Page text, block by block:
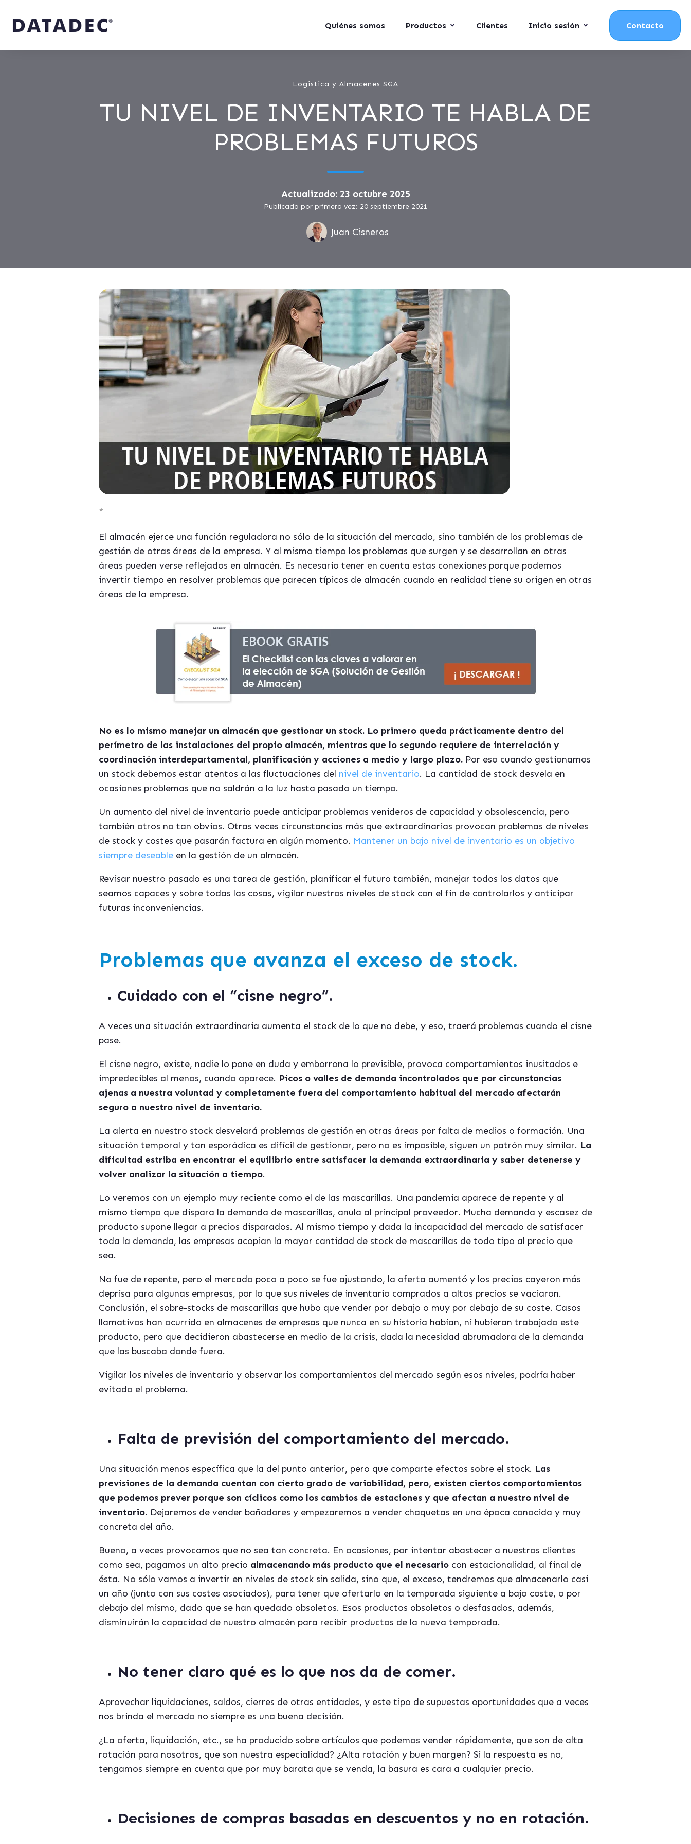
Quiénes somos Productos Clientes Inicio sesión Contacto
Logistica y Almacenes SGA
TU NIVEL DE INVENTARIO TE HABLA DE
PROBLEMAS FUTUROS
Actualizado: 23 octubre 2025
Publicado por primera vez: 20 septiembre 2021
Juan Cisneros
*
El almacén ejerce una función reguladora no sólo de la situación del mercado, sino también de los problemas de
gestión de otras áreas de la empresa. Y al mismo tiempo los problemas que surgen y se desarrollan en otras
áreas pueden verse reflejados en almacén. Es necesario tener en cuenta estas conexiones porque podemos
invertir tiempo en resolver problemas que parecen típicos de almacén cuando en realidad tiene su origen en otras
áreas de la empresa.
No es lo mismo manejar un almacén que gestionar un stock. Lo primero queda prácticamente dentro del
perímetro de las instalaciones del propio almacén, mientras que lo segundo requiere de interrelación y
coordinación interdepartamental, planificación y acciones a medio y largo plazo. Por eso cuando gestionamos
un stock debemos estar atentos a las fluctuaciones del nivel de inventario. La cantidad de stock desvela en
ocasiones problemas que no saldrán a la luz hasta pasado un tiempo.
Un aumento del nivel de inventario puede anticipar problemas venideros de capacidad y obsolescencia, pero
también otros no tan obvios. Otras veces circunstancias más que extraordinarias provocan problemas de niveles
de stock y costes que pasarán factura en algún momento. Mantener un bajo nivel de inventario es un objetivo
siempre deseable en la gestión de un almacén.
Revisar nuestro pasado es una tarea de gestión, planificar el futuro también, manejar todos los datos que
seamos capaces y sobre todas las cosas, vigilar nuestros niveles de stock con el fin de controlarlos y anticipar
futuras inconveniencias.
Problemas que avanza el exceso de stock.
Cuidado con el “cisne negro”.
A veces una situación extraordinaria aumenta el stock de lo que no debe, y eso, traerá problemas cuando el cisne
pase.
El cisne negro, existe, nadie lo pone en duda y emborrona lo previsible, provoca comportamientos inusitados e
impredecibles al menos, cuando aparece. Picos o valles de demanda incontrolados que por circunstancias
ajenas a nuestra voluntad y completamente fuera del comportamiento habitual del mercado afectarán
seguro a nuestro nivel de inventario.
La alerta en nuestro stock desvelará problemas de gestión en otras áreas por falta de medios o formación. Una
situación temporal y tan esporádica es difícil de gestionar, pero no es imposible, siguen un patrón muy similar. La
dificultad estriba en encontrar el equilibrio entre satisfacer la demanda extraordinaria y saber detenerse y
volver analizar la situación a tiempo.
Lo veremos con un ejemplo muy reciente como el de las mascarillas. Una pandemia aparece de repente y al
mismo tiempo que dispara la demanda de mascarillas, anula al principal proveedor. Mucha demanda y escasez de
producto supone llegar a precios disparados. Al mismo tiempo y dada la incapacidad del mercado de satisfacer
toda la demanda, las empresas acopian la mayor cantidad de stock de mascarillas de todo tipo al precio que
sea.
No fue de repente, pero el mercado poco a poco se fue ajustando, la oferta aumentó y los precios cayeron más
deprisa para algunas empresas, por lo que sus niveles de inventario comprados a altos precios se vaciaron.
Conclusión, el sobre-stocks de mascarillas que hubo que vender por debajo o muy por debajo de su coste. Casos
llamativos han ocurrido en almacenes de empresas que nunca en su historia habían, ni hubieran trabajado este
producto, pero que decidieron abastecerse en medio de la crisis, dada la necesidad abrumadora de la demanda
que las buscaba donde fuera.
Vigilar los niveles de inventario y observar los comportamientos del mercado según esos niveles, podría haber
evitado el problema.
Falta de previsión del comportamiento del mercado.
Una situación menos específica que la del punto anterior, pero que comparte efectos sobre el stock. Las
previsiones de la demanda cuentan con cierto grado de variabilidad, pero, existen ciertos comportamientos
que podemos prever porque son cíclicos como los cambios de estaciones y que afectan a nuestro nivel de
inventario. Dejaremos de vender bañadores y empezaremos a vender chaquetas en una época conocida y muy
concreta del año.
Bueno, a veces provocamos que no sea tan concreta. En ocasiones, por intentar abastecer a nuestros clientes
como sea, pagamos un alto precio almacenando más producto que el necesario con estacionalidad, al final de
ésta. No sólo vamos a invertir en niveles de stock sin salida, sino que, el exceso, tendremos que almacenarlo casi
un año (junto con sus costes asociados), para tener que ofertarlo en la temporada siguiente a bajo coste, o por
debajo del mismo, dado que se han quedado obsoletos. Esos productos obsoletos o desfasados, además,
disminuirán la capacidad de nuestro almacén para recibir productos de la nueva temporada.
No tener claro qué es lo que nos da de comer.
Aprovechar liquidaciones, saldos, cierres de otras entidades, y este tipo de supuestas oportunidades que a veces
nos brinda el mercado no siempre es una buena decisión.
¿La oferta, liquidación, etc., se ha producido sobre artículos que podemos vender rápidamente, que son de alta
rotación para nosotros, que son nuestra especialidad? ¿Alta rotación y buen margen? Si la respuesta es no,
tengamos siempre en cuenta que por muy barata que se venda, la basura es cara a cualquier precio.
Decisiones de compras basadas en descuentos y no en rotación.